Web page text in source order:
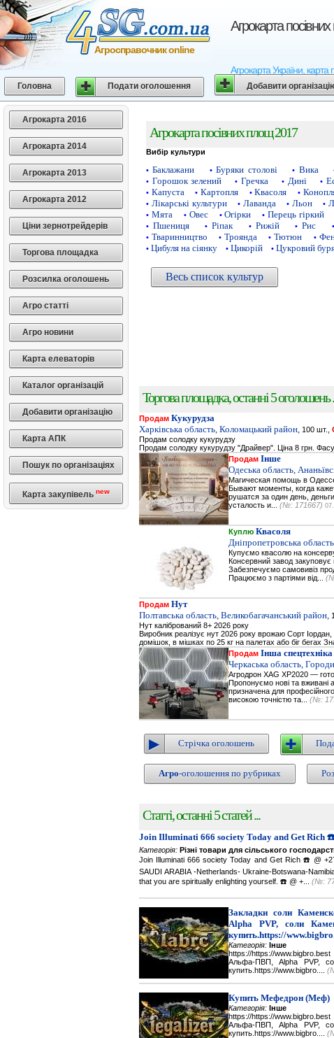
Агрокарта
Агрокарта України, карта
Агросправочник online
Головна Подати оголошення Добавити
Агрокарта 2016
Агрокарта 2014
Агрокарта 2013
Агрокарта 2012
Ціни зернотрейдерів
Торгова площадка
Розсилка оголошень
Агро статті
Агро новини
Карта елеваторів
Каталог організацій
Добавити організацію
Карта АПК
Пошук по організаціях
Карта закупівель new
Агрокарта посівних площ 2017
Вибір культури
• Баклажани • Буряки столові • Вика
• Горошок зелений • Гречка • Дині •
• Капуста • Картопля • Квасоля •
• Лікарські культури • Лаванда • Льон •
• Мята • Овес • Огірки • Перець гіркий
• Пшениця • Ріпак • Рижій • Рис •
• Тваринництво • Троянда • Тютюн •
• Цибуля на сіянку • Цикорій • Цукровий
Весь список культур
Торгова площадка, останні 5 оголошень
Продам Кукурудза
Харківська область, Коломацький район, 100 шт.,
Продам солодку кукурудзу
Продам солодку кукурудзу "Драйвер". Ціна 8 грн.
Продам Інше
Одеська область,
Магическая помощь в
Бывают моменты, когда
рушатся за один день,
усталость и... (№: 171667)
Куплю Квасоля
Дніпропетровська
Купуємо квасолю на
Консервний завод
Забезпечуємо самовивіз
Працюємо з партіями від...
Продам Нут
Полтавська область, Великобагачанський район,
Нут калібрований 8+ 2026 року
Виробник реалізує нут 2026 року врожаю Сорт
домішок, в мішках по 25 кг на палетах або біг бегах
Продам Інша спецтехніка
Черкаська область,
Агродрон XAG XP2020 —
Пропонуємо нові та вживані
призначена для
високою точністю та... (№:
Стрічка оголошень
Агро-оголошення по рубриках
Статті, останні 5 статей ...
Join Illuminati 666 society Today and Get Rich
Категорія: Різні товари для сільського
Join Illuminati 666 society Today and Get Rich ☎️ @
SAUDI ARABIA -Netherlands- Ukraine-Botswana-
that you are spiritually enlighting yourself. ☎️ @ +... (№:
Закладки соли
Alpha PVP, соли
купить.https://
Категорія: Інше
https://https://
Альфа-ПВП, Alpha PVP,
купить.https://www.bigbro....
Купить Мефедрон (Меф)
Категорія: Інше
https://https://
Альфа-ПВП, Alpha PVP,
купить.https://www.bigbro....